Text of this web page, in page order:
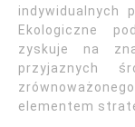
indywidualnych
Ekologiczne
zyskuje na
przyjaznych
elementem